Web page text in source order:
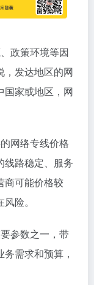
政策环境等因
，发达地区的网
国家或地区，网
网络专线价格
线路稳定、服务
商可能价格较
险。
参数之一，带
需求和预算，